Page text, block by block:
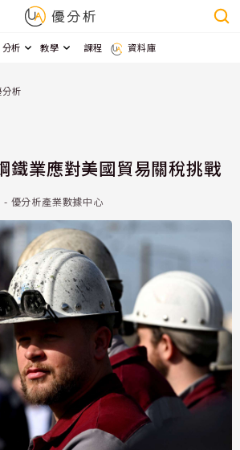
分析 教學 課程 資料庫
分析
鐵業應對美國貿易關稅挑戰
優分析產業數據中心